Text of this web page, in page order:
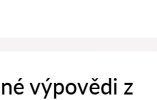
výpovědi z